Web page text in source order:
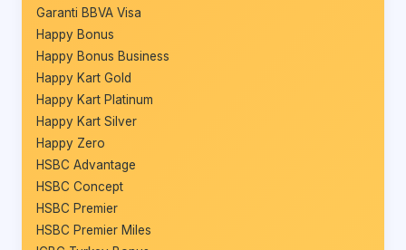
Garanti BBVA Visa
Happy Bonus
Happy Bonus Business
Happy Kart Gold
Happy Kart Platinum
Happy Kart Silver
Happy Zero
HSBC Advantage
HSBC Concept
HSBC Premier
HSBC Premier Miles